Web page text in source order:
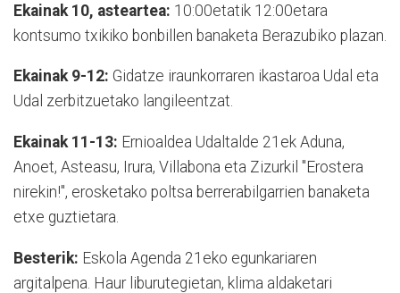
Ekainak 10, asteartea: 10:00etatik 12:00etara
kontsumo txikiko bonbillen banaketa Berazubiko plazan.
Ekainak 9-12: Gidatze iraunkorraren ikastaroa Udal eta
Udal zerbitzuetako langileentzat.
Ekainak 11-13: Ernioaldea Udaltalde 21ek Aduna,
Anoet, Asteasu, Irura, Villabona eta Zizurkil "Erostera
nirekin!", erosketako poltsa berrerabilgarrien banaketa
etxe guztietara.
Besterik: Eskola Agenda 21eko egunkariaren
argitalpena. Haur liburutegietan, klima aldaketari